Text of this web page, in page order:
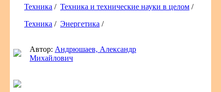
Техника / Техника и технические науки в целом /
Техника / Энергетика /
Автор: Андрюшаев, Александр
Михайлович